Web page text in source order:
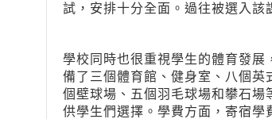
試，安排十分全面。過往被選入該
學校同時也很重視學生的體育發
備了三個體育館、健身室、八個
個壁球場、五個羽毛球場和攀石
供學生們選擇。學費方面，寄宿